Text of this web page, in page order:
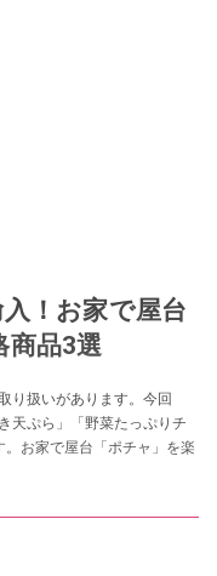
入！お家で屋台
商品3選
り扱いがあります。今回
天ぷら」「野菜たっぷりチ
お家で屋台「ポチャ」を楽